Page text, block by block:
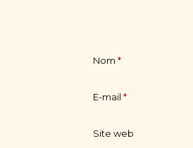
Nom *
E-mail *
Site web